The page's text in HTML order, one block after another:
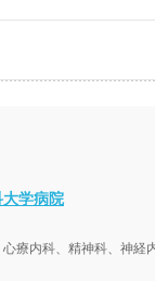
学病院
療内科、精神科、神